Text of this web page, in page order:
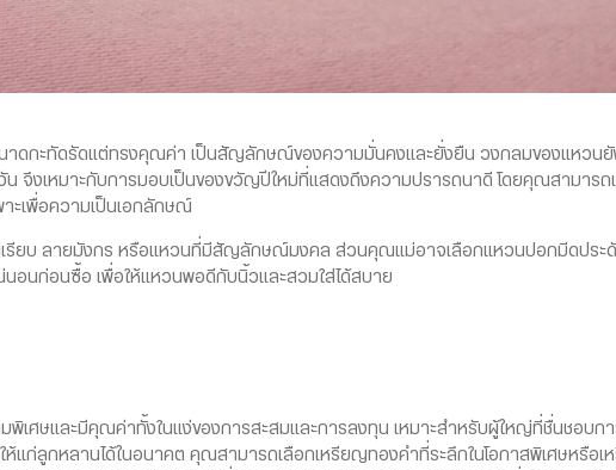
นาดกะทัดรัดแต่ทรงคุณค่า เป็นสัญลักษณ์ของความมั่นคงและยั่งยืน วงกลมของแหวน
น จึงเหมาะกับการมอบเป็นของขวัญปีใหม่ที่แสดงถึงความปรารถนาดี โดยคุณสามารถ
ะเพื่อความเป็นเอกลักษณ์
รียบ ลายมังกร หรือแหวนที่มีสัญลักษณ์มงคล ส่วนคุณแม่อาจเลือกแหวนปอกมีดประ
อนก่อนซื้อ เพื่อให้แหวนพอดีกับนิ้วและสวมใส่ได้สบาย
เศษและมีคุณค่าทั้งในแง่ของการสะสมและการลงทุน เหมาะสำหรับผู้ใหญ่ที่ชื่นชอบกา
แก่ลูกหลานได้ในอนาคต คุณสามารถเลือกเหรียญทองคำที่ระลึกในโอกาสพิเศษหรือ